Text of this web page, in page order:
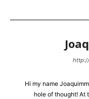
Hi my name
hole of thought! At